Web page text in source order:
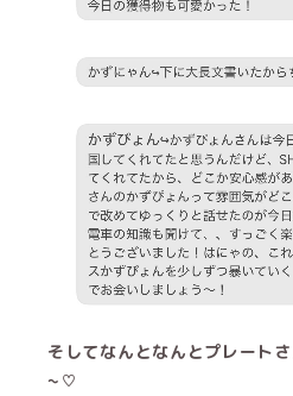
そしてなんとなんとプレート
~♡